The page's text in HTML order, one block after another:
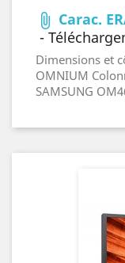
attach_file Carac.
-
Dimensions et
OMNIUM
SAMSUNG